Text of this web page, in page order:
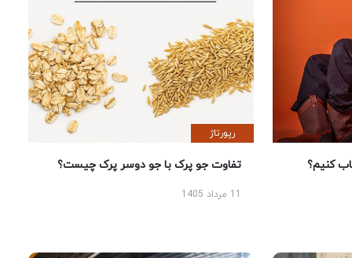
کنیم؟
رپورتاژ
تفاوت جو پرک با جو دوسر پرک چیست؟